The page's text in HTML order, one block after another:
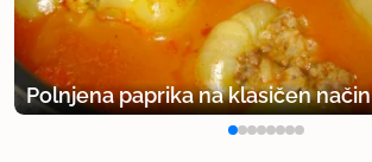
uporabno
katjushka
1901 sporočil
Polnjena paprika na klasičen način